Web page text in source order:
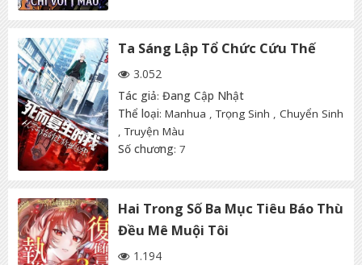
Ta Sáng Lập Tổ Chức Cứu Thế
3.052
Tác giả: Đang Cập Nhật
Thể loại: Manhua ,Trọng Sinh , Chuyển Sinh
,Truyện Màu
Số chương: 7
Hai Trong Số Ba Mục Tiêu Báo Thù
Đều Mê Muội Tôi
1.194